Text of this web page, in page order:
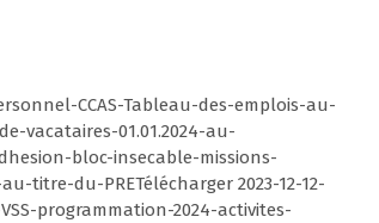
CCAS-Tableau-des-emplois-au-
vacataires-01.01.2024-au-
bloc-insecable-missions-
titre-du-PRETélécharger 2023-12-12-
programmation-2024-activites-